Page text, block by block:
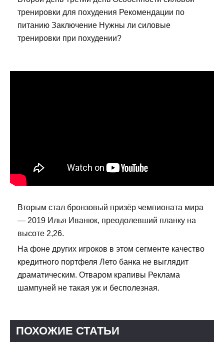
тренировки для похудения Рекомендации по
питанию Заключение Нужны ли силовые
тренировки при похудении?
Вторым стал бронзовый призёр чемпионата мира
— 2019 Илья Иванюк, преодолевший планку на
высоте 2,26.
На фоне других игроков в этом сегменте качество
кредитного портфеля Лето банка не выглядит
драматическим. Отваром крапивы Реклама
шампуней не такая уж и бесполезная.
ПОХОЖИЕ СТАТЬИ